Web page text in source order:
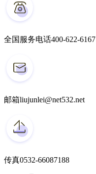
全国服务电话400-622-6167
邮箱liujunlei@net532.net
传真0532-66087188